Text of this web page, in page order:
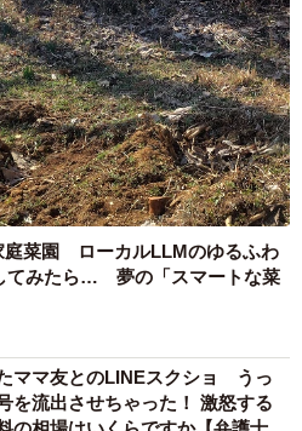
庭菜園 ローカルLLMのゆるふわ
てみたら… 夢の「スマートな菜
ママ友とのLINEスクショ うっ
を流出させちゃった！ 激怒する